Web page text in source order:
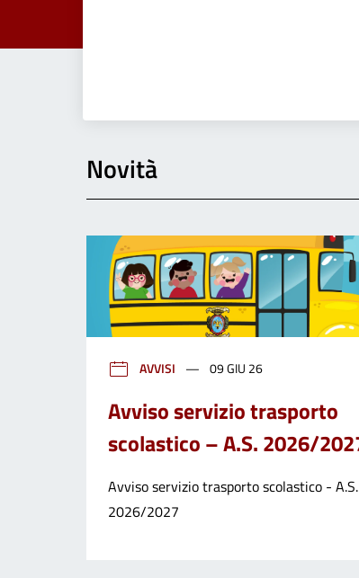
Novità
AVVISI 09 GIU 26
Avviso servizio trasporto
scolastico – A.S. 2026/
Avviso servizio trasporto scolastico - A.S.
2026/2027